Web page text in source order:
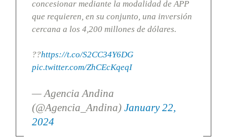
concesionar mediante la modalidad de APP
que requieren, en su conjunto, una inversión
cercana a los 4,200 millones de dólares.
??https://t.co/S2CC34Y6DG
pic.twitter.com/ZhCEcKqeqI
— Agencia Andina
(@Agencia_Andina) January 22,
2024